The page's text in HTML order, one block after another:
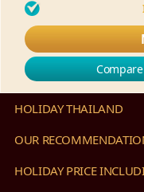
HOLIDAY THAILAND
OUR
HOLIDAY PRICE